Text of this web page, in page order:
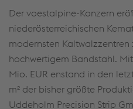
Der voestalpine-Konzern
niederösterreichischen
modernsten Kaltwalzzentren
hochwertigem Bandstahl.
Mio. EUR enstand in den
m² der bisher größte
Uddeholm Precision Strip